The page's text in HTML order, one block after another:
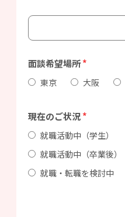
面談希望場所*
東京 大阪
現在のご状況*
就職活動中（学生）
就職活動中（卒業後）
就職・転職を検討中